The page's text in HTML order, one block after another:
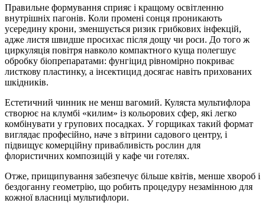
Правильне формування сприяє і кращому освітленню
внутрішніх пагонів. Коли промені сонця проникають
усередину крони, зменшується ризик грибкових інфекцій,
адже листя швидше просихає після дощу чи роси. До того ж
циркуляція повітря навколо компактного куща полегшує
обробку біопрепаратами: фунгіцид рівномірно покриває
листкову пластинку, а інсектицид досягає навіть прихованих
шкідників.
Естетичний чинник не менш вагомий. Куляста мультифлора
створює на клумбі «килим» із кольорових сфер, які легко
комбінувати у групових посадках. У горщиках такий формат
виглядає професійно, наче з вітрини садового центру, і
підвищує комерційну привабливість рослин для
флористичних композицій у кафе чи готелях.
Отже, прищипування забезпечує більше квітів, менше хвороб і
бездоганну геометрію, що робить процедуру незамінною для
кожної власниці мультифлори.